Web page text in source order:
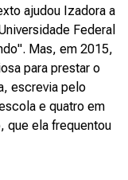
ajudou Izadora a
Federal
Mas, em 2015,
para prestar o
escrevia pelo
e quatro em
que ela frequentou